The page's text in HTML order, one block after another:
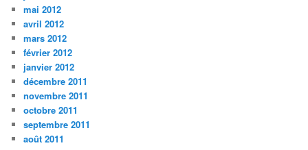
mai 2012
avril 2012
mars 2012
février 2012
janvier 2012
décembre 2011
novembre 2011
octobre 2011
septembre 2011
août 2011